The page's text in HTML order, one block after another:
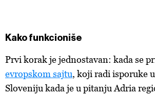
Kako funkcioniše
Prvi korak je jednostavan: kada se
evropskom sajtu, koji radi isporuke
Sloveniju kada je u pitanju Adria